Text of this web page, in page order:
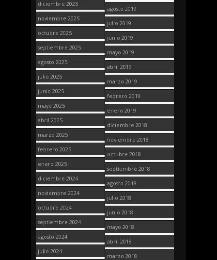
diciembre 2025
noviembre 2025
octubre 2025
septiembre 2025
agosto 2025
julio 2025
junio 2025
mayo 2025
abril 2025
marzo 2025
febrero 2025
enero 2025
diciembre 2024
noviembre 2024
octubre 2024
septiembre 2024
agosto 2024
julio 2024
agosto 2019
julio 2019
junio 2019
mayo 2019
abril 2019
marzo 2019
febrero 2019
enero 2019
diciembre 2018
noviembre 2018
octubre 2018
septiembre 2018
agosto 2018
julio 2018
junio 2018
mayo 2018
abril 2018
marzo 2018